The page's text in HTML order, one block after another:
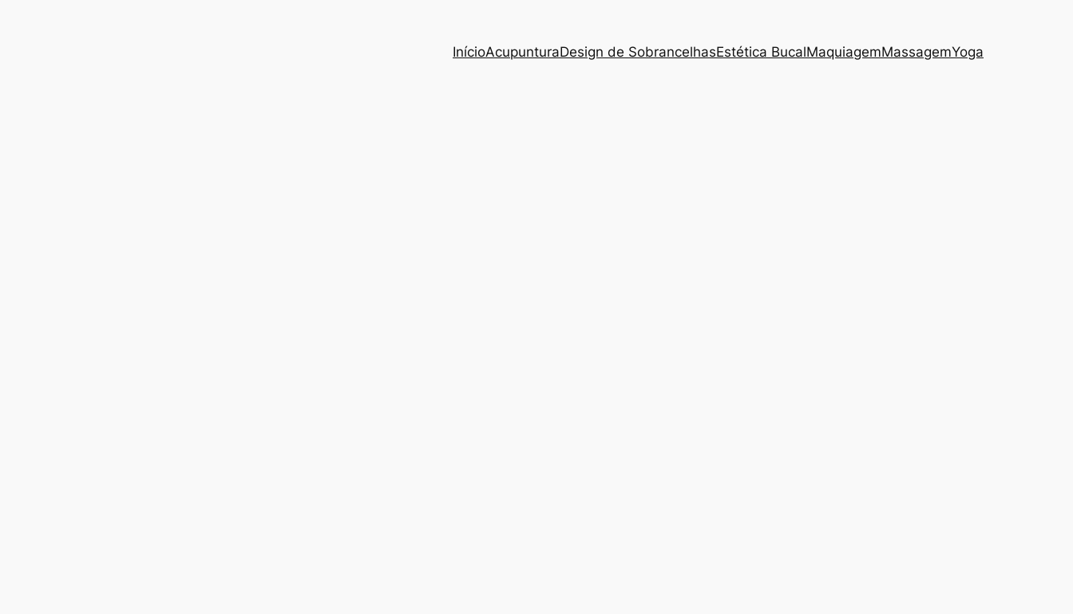
InícioAcupunturaDesign de SobrancelhasEstética BucalMaquiagemMassagemYoga